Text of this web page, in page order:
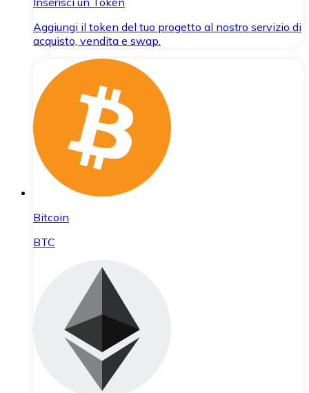
Aggiungi il token del tuo progetto al nostro servizio di
acquisto, vendita e swap.
Bitcoin
BTC